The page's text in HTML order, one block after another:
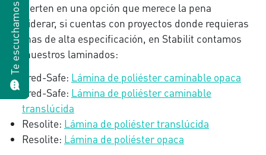
convierten en una opción que merece la pena
considerar, si cuentas con proyectos donde requieras
láminas de alta especificación, en Stabilit contamos
con nuestros laminados:
Tred-Safe: Lámina de poliéster caminable opaca
Tred-Safe: Lámina de poliéster caminable
translúcida
Resolite: Lámina de poliéster translúcida
Resolite: Lámina de poliéster opaca
Te escuchamos